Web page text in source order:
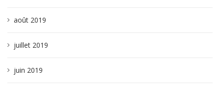
août 2019
juillet 2019
juin 2019